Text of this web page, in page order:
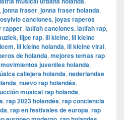
, jonna fraser, jonna fraser holanda,
canciones, joyas raperos
rapper, latifah canciones, latifah rap,
, lijpe rap, lil kleine, lil kleine
, lil kleine holanda, lil kleine viral,
de holanda, mejores temas rap
movimientos juveniles holanda,
callejera holanda, nederlandse
, nuevo rap holandés,
musical rap holanda,
, rap 2023 holandés, rap conciencia
, rap en festivales de europa, rap